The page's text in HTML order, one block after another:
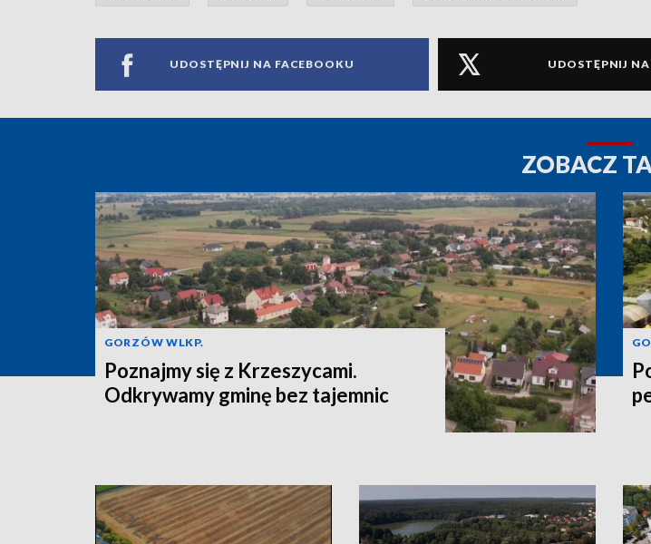
UDOSTĘPNIJ NA FACEBOOKU UDOSTĘPNIJ
ZOBACZ
GORZÓW WLKP.
Poznajmy się z Krzeszycami.
Odkrywamy gminę bez tajemnic